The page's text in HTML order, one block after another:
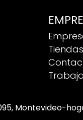
Tiendas
Montevideo-